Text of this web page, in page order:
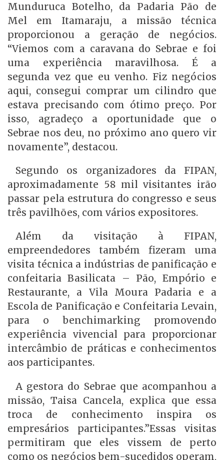
Munduruca Botelho, da Padaria Pão de
Mel em Itamaraju, a missão técnica
proporcionou a geração de negócios.
“Viemos com a caravana do Sebrae e foi
uma experiência maravilhosa. É a
segunda vez que eu venho. Fiz negócios
aqui, consegui comprar um cilindro que
estava precisando com ótimo preço. Por
isso, agradeço a oportunidade que o
Sebrae nos deu, no próximo ano quero vir
novamente”, destacou.
Segundo os organizadores da FIPAN,
aproximadamente 58 mil visitantes irão
passar pela estrutura do congresso e seus
três pavilhões, com vários expositores.
Além da visitação à FIPAN,
empreendedores também fizeram uma
visita técnica a indústrias de panificação e
confeitaria Basilicata – Pão, Empório e
Restaurante, a Vila Moura Padaria e a
Escola de Panificação e Confeitaria Levain,
para o benchimarking promovendo
experiência vivencial para proporcionar
intercâmbio de práticas e conhecimentos
aos participantes.
A gestora do Sebrae que acompanhou a
missão, Taisa Cancela, explica que essa
troca de conhecimento inspira os
empresários participantes.”Essas visitas
permitiram que eles vissem de perto
como os negócios bem-sucedidos operam,